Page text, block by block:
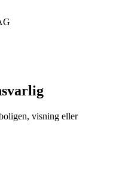
visning eller